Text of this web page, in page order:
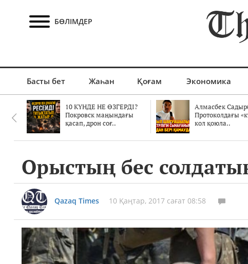
БӨЛІМДЕР
Басты бет Жаһан Қоғам Экономика
10 КҮНДЕ НЕ ӨЗГЕРДІ?
Покровск маңындағы
қасап, дрон соғ..
Алмасбек
Протоколдағы
кол қоюла..
Орыстың бес
Qazaq Times 10 Қаңтар, 2017 сағат 08:58